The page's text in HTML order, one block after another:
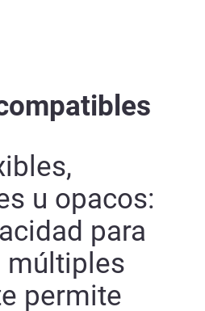
u opacos:
para
múltiples
permite